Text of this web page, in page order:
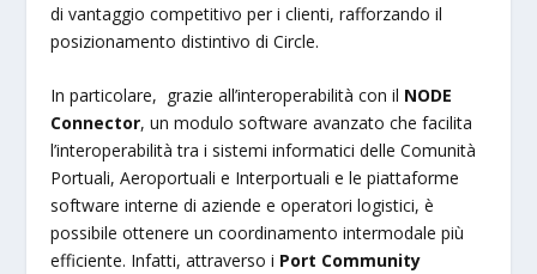
di vantaggio competitivo per i clienti, rafforzando il
posizionamento distintivo di Circle.
In particolare, grazie all’interoperabilità con il NODE
Connector, un modulo software avanzato che facilita
l’interoperabilità tra i sistemi informatici delle Comunità
Portuali, Aeroportuali e Interportuali e le piattaforme
software interne di aziende e operatori logistici, è
possibile ottenere un coordinamento intermodale più
efficiente. Infatti, attraverso i Port Community